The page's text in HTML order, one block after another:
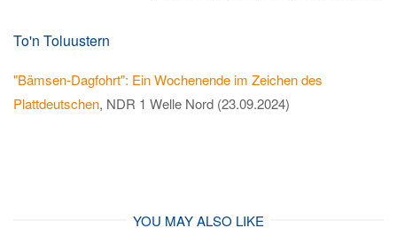
To'n Toluustern
"Bämsen-Dagfohrt": Ein Wochenende im Zeichen des
Plattdeutschen, NDR 1 Welle Nord (23.09.2024)
YOU MAY ALSO LIKE